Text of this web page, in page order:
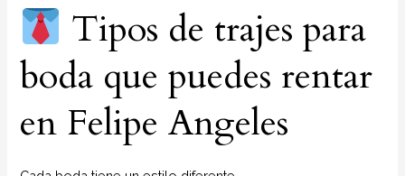
Tipos de trajes para
boda que puedes rentar
en Felipe Angeles